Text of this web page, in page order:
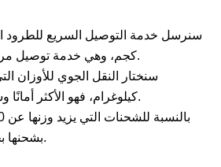
كجم، وهي خدمة توصيل مريحة من الباب إلى الباب.
كيلوغرام، فهو الأكثر أمانًا وسرعة، ولكنه الأغلى ثمنًا.
بشحنها بحراً لتقليل تكاليف النقل.